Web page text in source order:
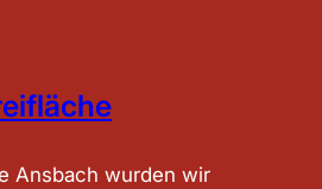
Ansbach wurden wir